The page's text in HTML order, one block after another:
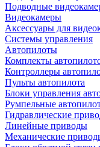
Подводные
Видеокамеры
Аксессуары для
Системы управления
Автопилоты
Комплекты
Контроллеры
Пульты автопилота
Блоки управления
Румпельные
Гидравлические
Линейные приводы
Механические